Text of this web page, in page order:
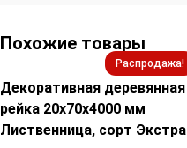
Похожие товары
Распродажа!
Декоративная деревянная
рейка 20х70х4000 мм
Лиственница, сорт Экстра